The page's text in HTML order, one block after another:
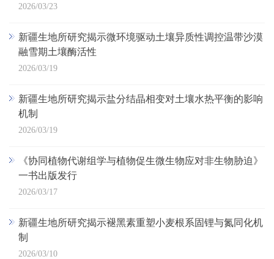
2026/03/23
新疆生地所研究揭示微环境驱动土壤异质性调控温带沙漠
融雪期土壤酶活性
2026/03/19
新疆生地所研究揭示盐分结晶相变对土壤水热平衡的影响
机制
2026/03/19
《协同植物代谢组学与植物促生微生物应对非生物胁迫》
一书出版发行
2026/03/17
新疆生地所研究揭示褪黑素重塑小麦根系固锂与氮同化机
制
2026/03/10